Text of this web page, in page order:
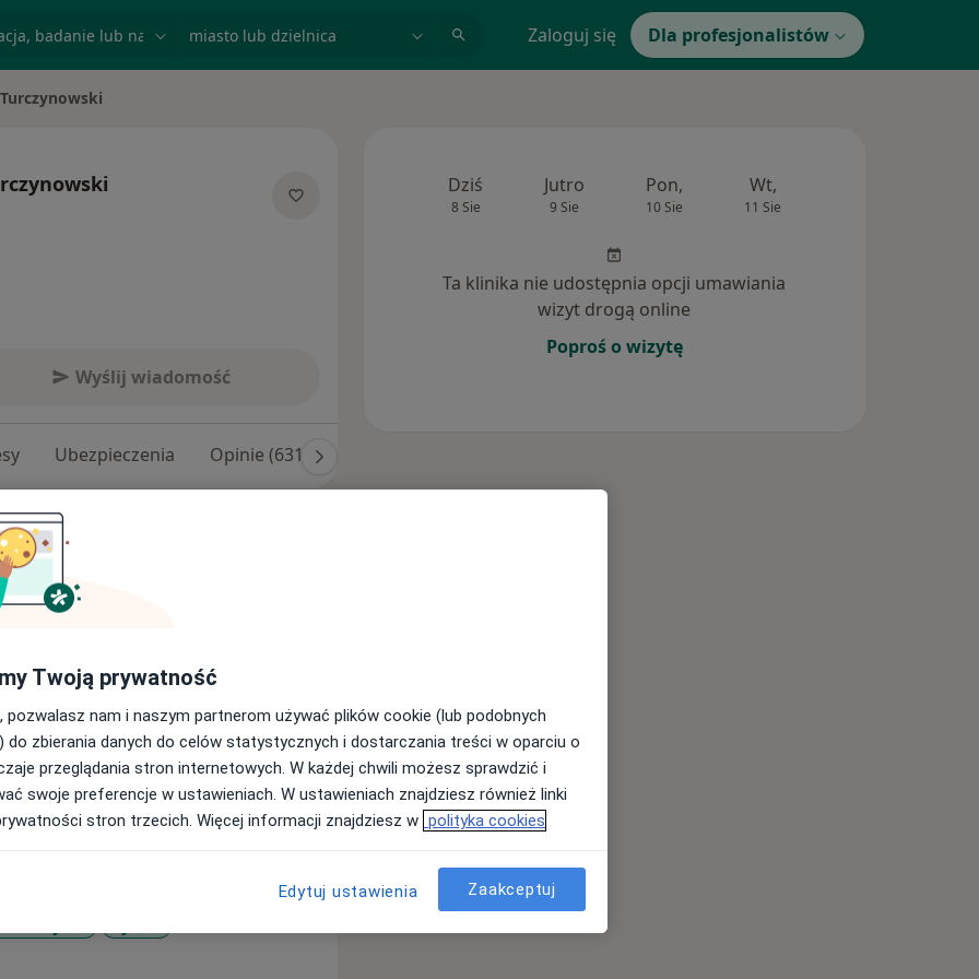
Zaloguj się Dla profesjonalistów
Wyślij wiadomość
Ubezpieczenia Opinie (631)
Medicum Uniwersytetu
ogólnej. Doświadczenie
Szpitala Uniwersyteckiego
Ratunkowej i Katastrof, oraz w
w Szpitalu im. Stefana
leczeniem chorób przewodu
oraz medycyną estetyczną.
chirurgii, onkologii, żywienia poza i
Dziś
8 Sie
Jutro
9 Sie
Pon,
10 Sie
Wt,
11 Sie
Ta klinika nie udostępnia opcji umawiania
wizyt drogą online
Poproś o wizytę
Twoją prywatność
pozwalasz nam i naszym partnerom używać plików cookie (lub podobnych
do zbierania danych do celów statystycznych i dostarczania treści w oparciu o
przeglądania stron internetowych. W każdej chwili możesz sprawdzić i
swoje preferencje w ustawieniach. W ustawieniach znajdziesz również linki
stron trzecich. Więcej informacji znajdziesz w polityka cookies
Edytuj ustawienia Zaakceptuj